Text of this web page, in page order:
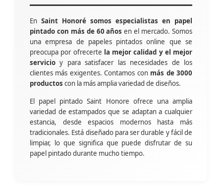
En Saint Honoré somos especialistas en papel
pintado con más de 60 años en el mercado. Somos
una empresa de papeles pintados online que se
preocupa por ofrecerte la mejor calidad y el mejor
servicio y para satisfacer las necesidades de los
clientes más exigentes. Contamos con más de 3000
productos con la más amplia variedad de diseños.
El papel pintado Saint Honore ofrece una amplia
variedad de estampados que se adaptan a cualquier
estancia, desde espacios modernos hasta más
tradicionales. Está diseñado para ser durable y fácil de
limpiar, lo que significa que puede disfrutar de su
papel pintado durante mucho tiempo.